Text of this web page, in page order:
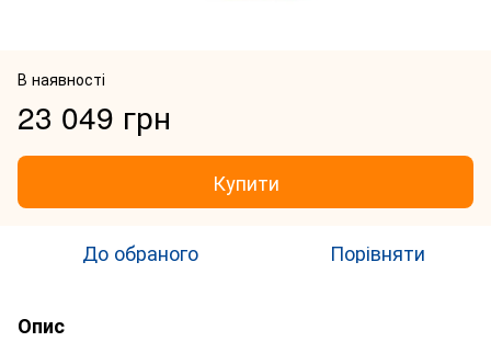
В наявності
23 049 грн
Купити
До обраного Порівняти
Опис